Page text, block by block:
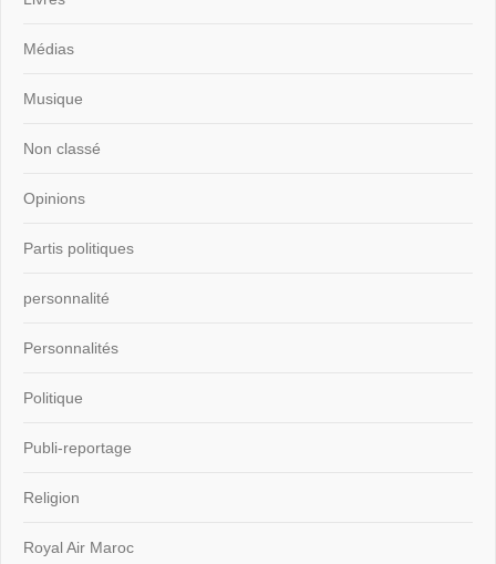
Médias
Musique
Non classé
Opinions
Partis politiques
personnalité
Personnalités
Politique
Publi-reportage
Religion
Royal Air Maroc